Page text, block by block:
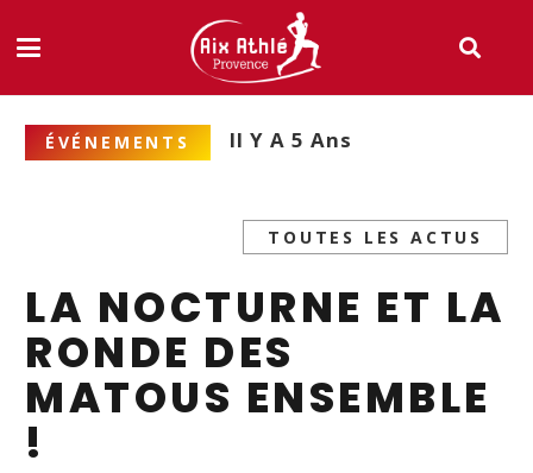
ÉVÉNEMENTS Il Y A 5 Ans
TOUTES LES ACTUS
LA NOCTURNE ET LA
RONDE DES
MATOUS ENSEMBLE
!